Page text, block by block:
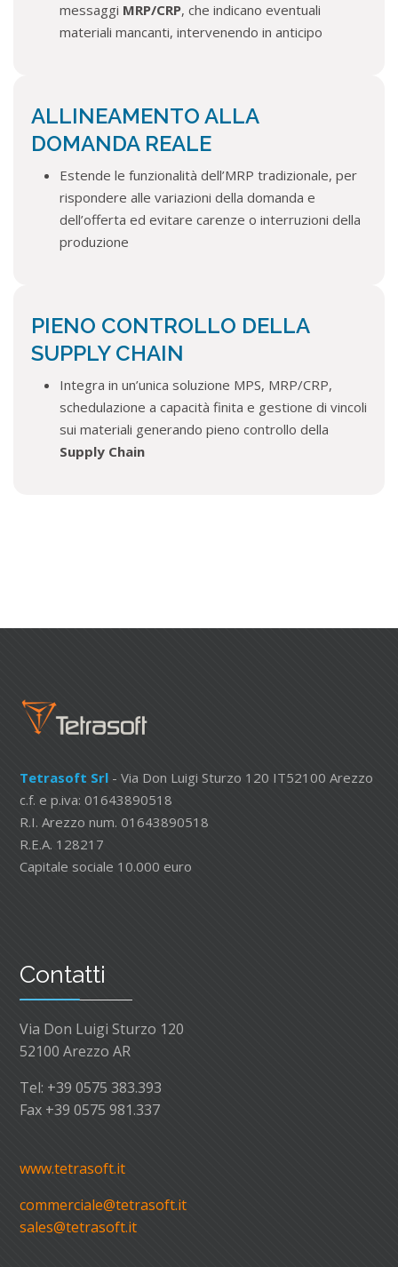
messaggi MRP/CRP, che indicano eventuali
materiali mancanti, intervenendo in anticipo
ALLINEAMENTO ALLA
DOMANDA REALE
Estende le funzionalità dell’MRP tradizionale, per
rispondere alle variazioni della domanda e
dell’offerta ed evitare carenze o interruzioni della
produzione
PIENO CONTROLLO DELLA
SUPPLY CHAIN
Integra in un’unica soluzione MPS, MRP/CRP,
schedulazione a capacità finita e gestione di vincoli
sui materiali generando pieno controllo della
Supply Chain
Tetrasoft Srl - Via Don Luigi Sturzo 120 IT52100 Arezzo
c.f. e p.iva: 01643890518
R.I. Arezzo num. 01643890518
R.E.A. 128217
Capitale sociale 10.000 euro
Contatti
Via Don Luigi Sturzo 120
52100 Arezzo AR
Tel: +39 0575 383.393
Fax +39 0575 981.337
www.tetrasoft.it
commerciale@tetrasoft.it
sales@tetrasoft.it